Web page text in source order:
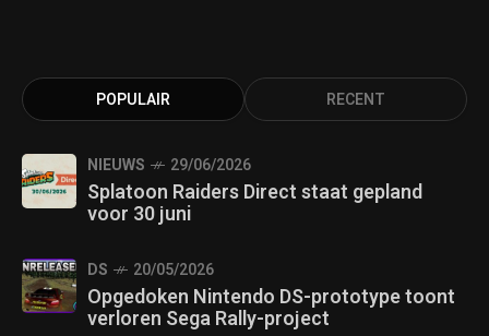
POPULAIR RECENT
NIEUWS 29/06/2026
Splatoon Raiders Direct staat gepland
voor 30 juni
DS 20/05/2026
Opgedoken Nintendo DS-prototype toont
verloren Sega Rally-project